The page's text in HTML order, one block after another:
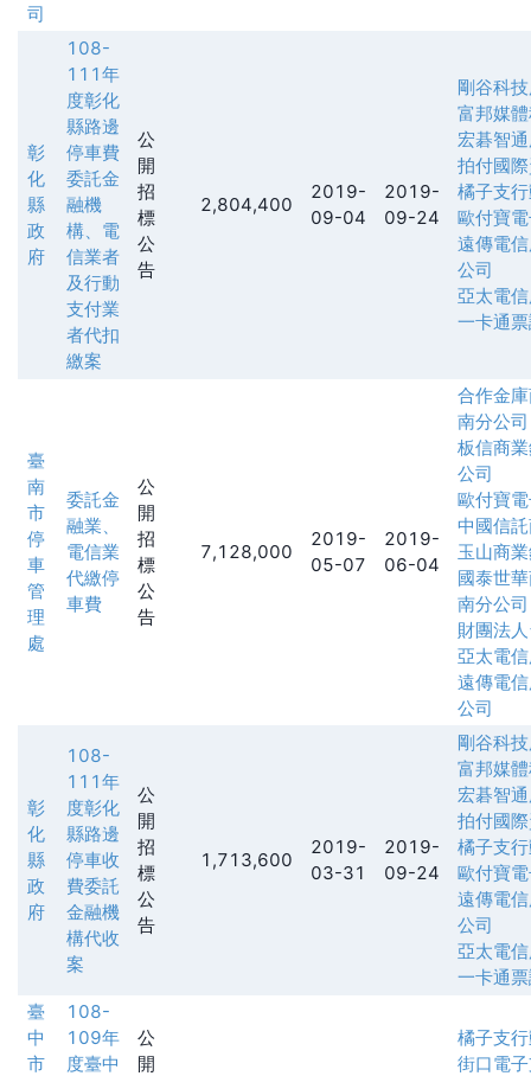
司
彰
化
縣
政
府
108-
111年
度彰化
縣路邊
停車費
委託金
融機
構、電
信業者
及行動
支付業
者代扣
繳案
公
開
招
標
公
告
2,804,400
2019-
09-04
2019-
09-24
剛谷科
富邦媒
宏碁智
拍付國
橘子支
歐付寶
遠傳電
公司
亞太電
一卡通
臺
南
市
停
車
管
理
處
委託金
融業、
電信業
代繳停
車費
公
開
招
標
公
告
7,128,000
2019-
05-07
2019-
06-04
合作金
南分公司
板信商
公司
歐付寶
中國信
玉山商
國泰世
南分公司
財團法
亞太電
遠傳電
公司
彰
化
縣
政
府
108-
111年
度彰化
縣路邊
停車收
費委託
金融機
構代收
案
公
開
招
標
公
告
1,713,600
2019-
03-31
2019-
09-24
剛谷科
富邦媒
宏碁智
拍付國
橘子支
歐付寶
遠傳電
公司
亞太電
一卡通
臺
中
市
108-
109年
度臺中
公
開
橘子支
街口電